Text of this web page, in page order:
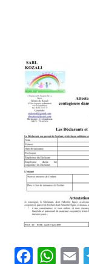
Facebook